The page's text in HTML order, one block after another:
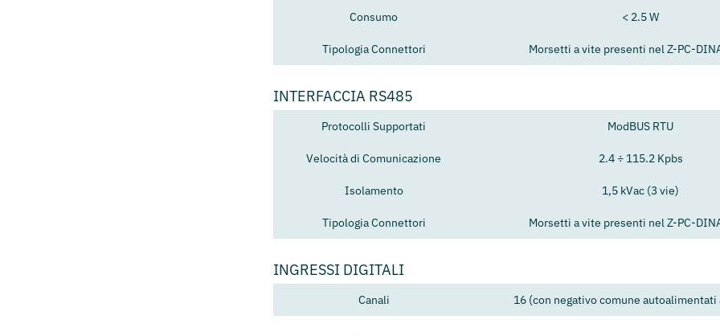
Consumo < 2.5 W
Tipologia Connettori Morsetti a vite presenti nel Z-PC-
INTERFACCIA RS485
Protocolli Supportati ModBUS RTU
Velocità di Comunicazione 2.4 ÷ 115.2 Kpbs
Isolamento 1,5 kVac (3 vie)
Tipologia Connettori Morsetti a vite presenti nel Z-PC-
INGRESSI DIGITALI
Canali 16 (con negativo comune autoalimentati